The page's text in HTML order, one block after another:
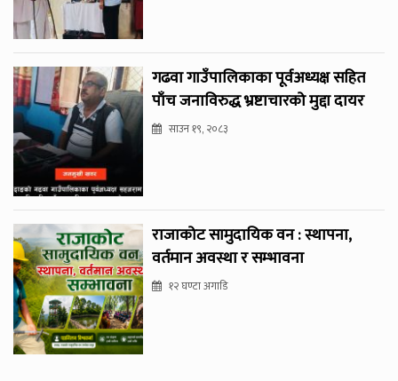
गढवा गाउँपालिकाका पूर्वअध्यक्ष सहित
पाँच जनाविरुद्ध भ्रष्टाचारको मुद्दा दायर
साउन १९, २०८३
राजाकोट सामुदायिक वन : स्थापना,
वर्तमान अवस्था र सम्भावना
१२ घण्टा अगाडि